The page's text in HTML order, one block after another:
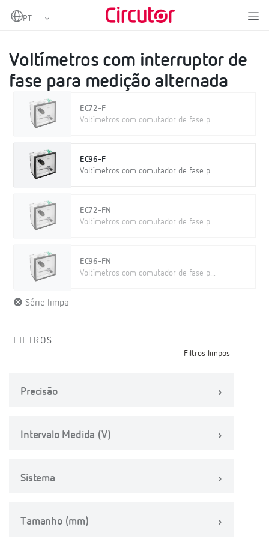
Home Instrumentação analógica
Voltímetros com interruptor de
fase para medição alternada
EC72-F
Voltímetros com comutador de fase p...
EC96-F
Voltímetros com comutador de fase p...
EC72-FN
Voltímetros com comutador de fase p...
EC96-FN
Voltímetros com comutador de fase p...
Série limpa
FILTROS
Filtros limpos
Precisão
Intervalo Medida (V)
Sistema
Tamanho (mm)